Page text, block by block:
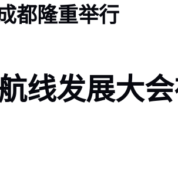
都隆重举行
线发展大